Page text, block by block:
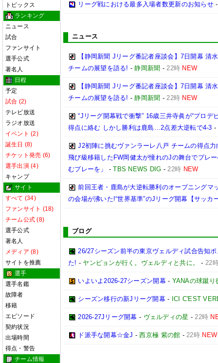
トピックス
ランキング
ニュース
試合
ファンサイト
選手公式
著名人
日程
予定
試合 (2)
テレビ放送
ラジオ放送
イベント (2)
誕生日 (8)
チケット発売 (6)
選手出演 (4)
キャンプ
サイト
すべて (34)
ファンサイト (18)
チーム公式 (8)
選手公式
著名人
メディア (8)
サイトを推薦
選手
選手名鑑
故障者
移籍
エピソード
契約状況
出場時間
得点・警告
チーム情報
リーグ戦における最多入場者数更新のお知らせ
ニュース
【静岡新聞 Jリーグ番記者座談会】7日開幕
チームの展望を語る! -静岡新聞 -22時 NEW
【静岡新聞 Jリーグ番記者座談会】7日開幕
チームの展望を語る! -静岡新聞 -22時 NEW
“Jリーグ開幕戦で衝撃” 16歳三井寺眞が“プロ
得点に絡む しかし勝利は鹿島…2点差大逆転で4-3 -
J2初陣に挑むヴァンラーレ八戸 チームの得点
飛び級移籍したFW岡健太が憧れのJの舞台でプレ
むプレーを」
-TBS NEWS DIG -22時 NEW
前回王者・鹿島が大逆転勝利のオープニングマ
の会場が沸いた!“世界基準”のJリーグ開幕【サッカ
ブログ
26/27シーズン前半の東京ヴェルディ試合告知
た! - ヤンピョンが行く。ヴェルディと共に。 - 22
いよいよ2026-27シーズン開幕- YANAの球蹴り
シーズン移行の新Jリーグ開幕 - ICI C'EST
2026-27Jリーグ開幕 - ヴェルディの星 -22時
ド派手な開幕☆金J -西京極 紫の館 -22時 NEW